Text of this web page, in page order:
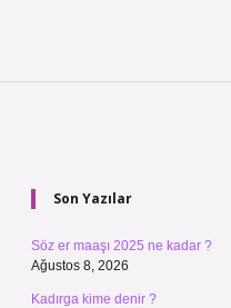
Son Yazılar
Söz er maaşı 2025 ne kadar ?
Ağustos 8, 2026
Kadırga kime denir ?